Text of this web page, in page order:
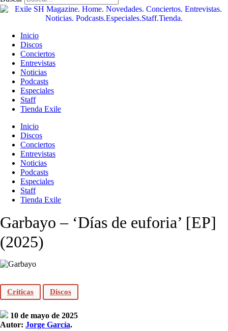
Inicio
Discos
Conciertos
Entrevistas
Noticias
Podcasts
Especiales
Staff
Tienda Exile
Inicio
Discos
Conciertos
Entrevistas
Noticias
Podcasts
Especiales
Staff
Tienda Exile
Garbayo – ‘Días de euforia’ [EP]
(2025)
Críticas Discos
10 de mayo de 2025
Autor: Jorge García.